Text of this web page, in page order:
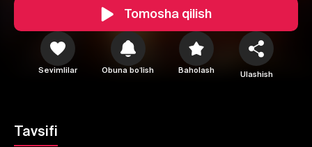
Tomosha qilish
Sevimlilar Obuna boʻlish Baholash Ulashish
Tavsifi
1 2